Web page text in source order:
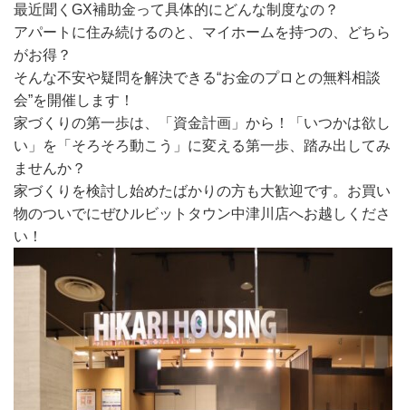
最近聞くGX補助金って具体的にどんな制度なの？
アパートに住み続けるのと、マイホームを持つの、どちら
がお得？
そんな不安や疑問を解決できる“お金のプロとの無料相談
会”を開催します！
家づくりの第一歩は、「資金計画」から！「いつかは欲し
い」を「そろそろ動こう」に変える第一歩、踏み出してみ
ませんか？
家づくりを検討し始めたばかりの方も大歓迎です。 お買い
物のついでにぜひルビットタウン中津川店へお越しくださ
い！